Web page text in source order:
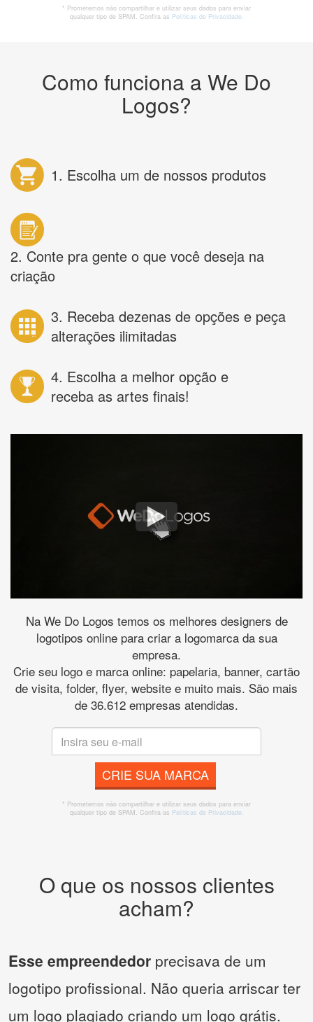
* Prometemos não compartilhar e utilizar seus dados para enviar
qualquer tipo de SPAM. Confira as Políticas de Privacidade.
Como funciona a We Do
Logos?
1. Escolha um de nossos produtos
2. Conte pra gente o que você deseja na
criação
3. Receba dezenas de opções e peça
alterações ilimitadas
4. Escolha a melhor opção e
receba as artes finais!
Na We Do Logos temos os melhores designers de
logotipos online para criar a logomarca da sua
empresa.
Crie seu logo e marca online: papelaria, banner, cartão
de visita, folder, flyer, website e muito mais. São mais
de 36.612 empresas atendidas.
CRIE SUA MARCA
* Prometemos não compartilhar e utilizar seus dados para enviar
qualquer tipo de SPAM. Confira as Políticas de Privacidade.
O que os nossos clientes
acham?
Esse empreendedor precisava de um
logotipo profissional. Não queria arriscar ter
um logo plagiado criando um logo grátis.